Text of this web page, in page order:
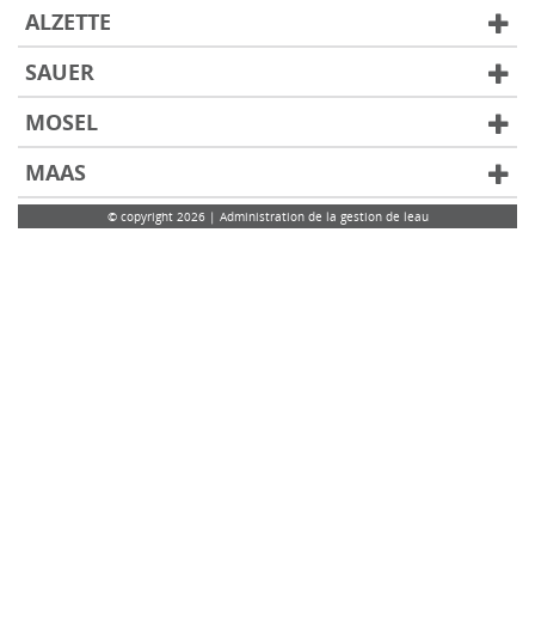
ALZETTE
SAUER
MOSEL
MAAS
© copyright 2026 | Administration de la gestion de leau